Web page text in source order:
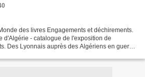
des livres Engagements et déchirements.
d'Algérie - catalogue de l'exposition de
Des Lyonnais auprès des Algériens en guerre.